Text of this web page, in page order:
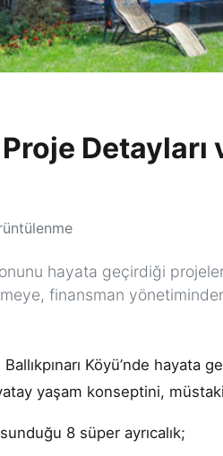
Proje
hayata geçirdiği
finansman
Ballıkpınarı Köyü’nde hayata
yaşam konseptini,
sunduğu 8 süper ayrıcalık;